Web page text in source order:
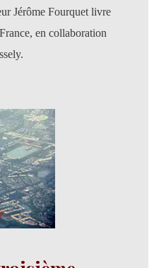
Jérôme Fourquet livre
en collaboration